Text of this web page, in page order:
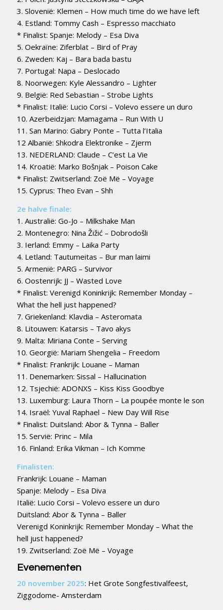
3. Slovenië: Klemen – How much time do we have left
4. Estland: Tommy Cash – Espresso macchiato
* Finalist: Spanje: Melody – Esa Diva
5. Oekraïne: Ziferblat – Bird of Pray
6. Zweden: Kaj – Bara bada bastu
7. Portugal: Napa – Deslocado
8. Noorwegen: Kyle Alessandro – Lighter
9. België: Red Sebastian – Strobe Lights
* Finalist: Italië: Lucio Corsi – Volevo essere un duro
10. Azerbeidzjan: Mamagama – Run With U
11. San Marino: Gabry Ponte – Tutta l’Italia
12 Albanië: Shkodra Elektronike – Zjerm
13. NEDERLAND: Claude – C’est La Vie
14. Kroatië: Marko Bošnjak – Poison Cake
* Finalist: Zwitserland: Zoë Më – Voyage
15. Cyprus: Theo Evan – Shh
2e halve finale:
1. Australië: Go-Jo – Milkshake Man
2. Montenegro: Nina Žižić – Dobrodošli
3. Ierland: Emmy – Laika Party
4. Letland: Tautumeitas – Bur man laimi
5. Armenië: PARG – Survivor
6. Oostenrijk: JJ – Wasted Love
* Finalist: Verenigd Koninkrijk: Remember Monday –
What the hell just happened?
7. Griekenland: Klavdia – Asteromata
8. Litouwen: Katarsis – Tavo akys
9. Malta: Miriana Conte – Serving
10. Georgië: Mariam Shengelia – Freedom
* Finalist: Frankrijk: Louane – Maman
11. Denemarken: Sissal – Hallucination
12. Tsjechië: ADONXS – Kiss Kiss Goodbye
13. Luxemburg: Laura Thorn – La poupée monte le son
14. Israël: Yuval Raphael – New Day Will Rise
* Finalist: Duitsland: Abor & Tynna – Baller
15. Servië: Princ – Mila
16. Finland: Erika Vikman – Ich Komme
Finalisten:
Frankrijk: Louane – Maman
Spanje: Melody – Esa Diva
Italië: Lucio Corsi – Volevo essere un duro
Duitsland: Abor & Tynna – Baller
Verenigd Koninkrijk: Remember Monday – What the
hell just happened?
19. Zwitserland: Zoë Më – Voyage
Evenementen
20 november 2025: Het Grote Songfestivalfeest,
Ziggodome- Amsterdam